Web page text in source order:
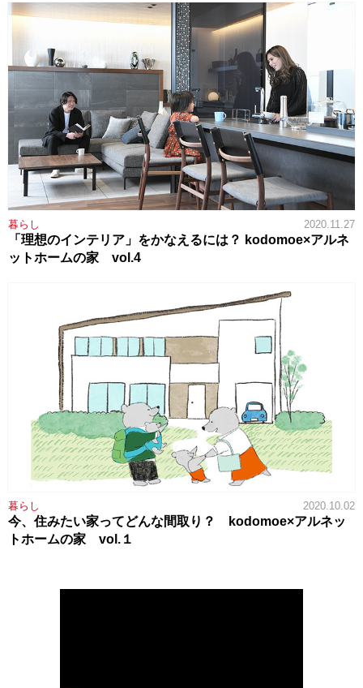
暮らし 2020.11.27
「理想のインテリア」をかなえるには？ kodomoe×アルネ
ットホームの家 vol.4
暮らし 2020.10.02
今、住みたい家ってどんな間取り？ kodomoe×アルネッ
トホームの家 vol.１